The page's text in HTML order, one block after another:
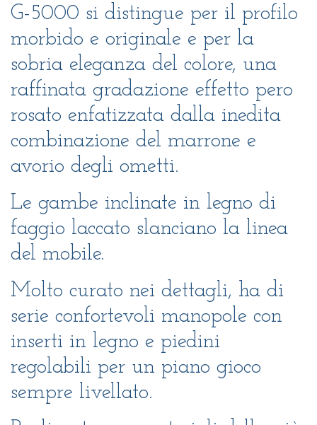
G-5000 si distingue per il profilo
morbido e originale e per la
sobria eleganza del colore, una
raffinata gradazione effetto pero
rosato enfatizzata dalla inedita
combinazione del marrone e
avorio degli ometti.
Le gambe inclinate in legno di
faggio laccato slanciano la linea
del mobile.
Molto curato nei dettagli, ha di
serie confortevoli manopole con
inserti in legno e piedini
regolabili per un piano gioco
sempre livellato.